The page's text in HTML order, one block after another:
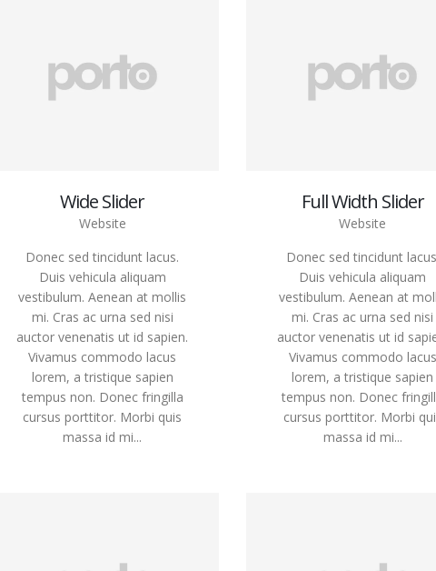
Wide Slider
Website
Donec sed tincidunt lacus.
Duis vehicula aliquam
vestibulum. Aenean at mollis
mi. Cras ac urna sed nisi
auctor venenatis ut id sapien.
Vivamus commodo lacus
lorem, a tristique sapien
tempus non. Donec fringilla
cursus porttitor. Morbi quis
massa id mi...
Full Width Slider
Website
Donec sed tincidunt
Duis vehicula aliquam
vestibulum. Aenean at
mi. Cras ac urna sed nisi
auctor venenatis ut id
Vivamus commodo lacus
lorem, a tristique sapien
tempus non. Donec
cursus porttitor. Morbi
massa id mi...